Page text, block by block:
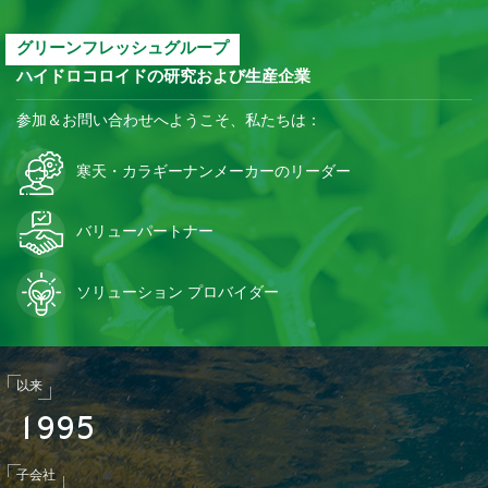
グリーンフレッシュグループ
ハイドロコロイドの研究および生産企業
参加＆お問い合わせへようこそ、私たちは：
寒天・カラギーナンメーカーのリーダー
バリューパートナー
ソリューション プロバイダー
以来
1 995
子会社